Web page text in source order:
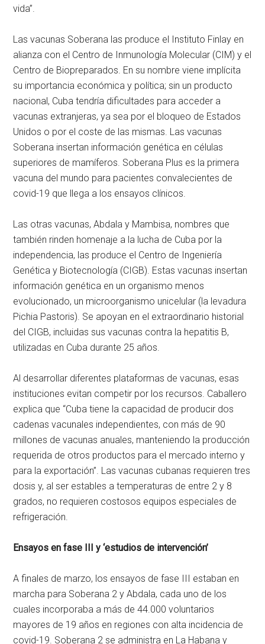
vida”.
Las vacunas Soberana las produce el Instituto Finlay en
alianza con el Centro de Inmunología Molecular (CIM) y el
Centro de Biopreparados. En su nombre viene implícita
su importancia económica y política; sin un producto
nacional, Cuba tendría dificultades para acceder a
vacunas extranjeras, ya sea por el bloqueo de Estados
Unidos o por el coste de las mismas. Las vacunas
Soberana insertan información genética en células
superiores de mamíferos. Soberana Plus es la primera
vacuna del mundo para pacientes convalecientes de
covid-19 que llega a los ensayos clínicos.
Las otras vacunas, Abdala y Mambisa, nombres que
también rinden homenaje a la lucha de Cuba por la
independencia, las produce el Centro de Ingeniería
Genética y Biotecnología (CIGB). Estas vacunas insertan
información genética en un organismo menos
evolucionado, un microorganismo unicelular (la levadura
Pichia Pastoris). Se apoyan en el extraordinario historial
del CIGB, incluidas sus vacunas contra la hepatitis B,
utilizadas en Cuba durante 25 años.
Al desarrollar diferentes plataformas de vacunas, esas
instituciones evitan competir por los recursos. Caballero
explica que “Cuba tiene la capacidad de producir dos
cadenas vacunales independientes, con más de 90
millones de vacunas anuales, manteniendo la producción
requerida de otros productos para el mercado interno y
para la exportación”. Las vacunas cubanas requieren tres
dosis y, al ser estables a temperaturas de entre 2 y 8
grados, no requieren costosos equipos especiales de
refrigeración.
Ensayos en fase III y ‘estudios de intervención’
A finales de marzo, los ensayos de fase III estaban en
marcha para Soberana 2 y Abdala, cada uno de los
cuales incorporaba a más de 44.000 voluntarios
mayores de 19 años en regiones con alta incidencia de
covid-19. Soberana 2 se administra en La Habana y